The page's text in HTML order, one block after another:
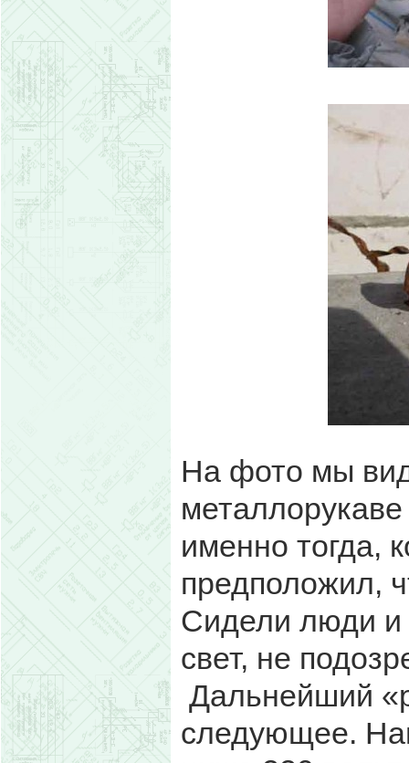
На фото мы
именно тогда,
предположил,
Сидели люди и
свет, не
Дальнейший
следующее.